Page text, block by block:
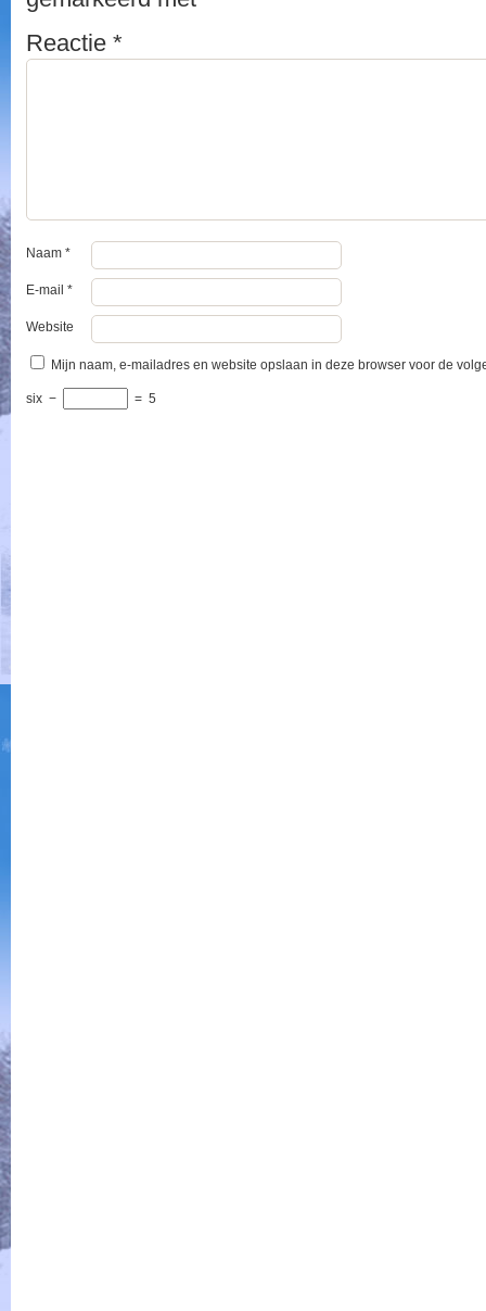
Reactie*
Naam*
E-mail*
Website
Mijn naam, e-mailadres en website opslaan in deze browser voor de
six − = 5